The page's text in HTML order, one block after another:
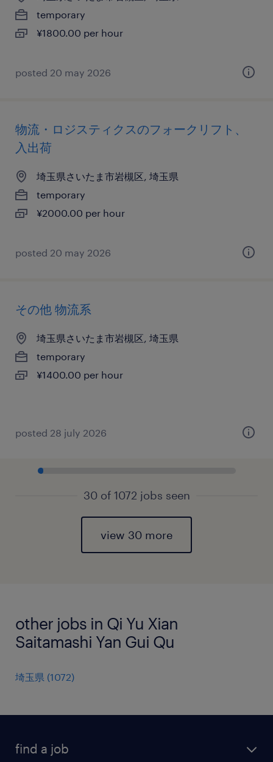
temporary
¥1800.00 per hour
posted 20 may 2026
物流・ロジスティクスのフォークリフト、
入出荷
埼玉県さいたま市岩槻区, 埼玉県
temporary
¥2000.00 per hour
posted 20 may 2026
その他 物流系
埼玉県さいたま市岩槻区, 埼玉県
temporary
¥1400.00 per hour
posted 28 july 2026
30 of 1072 jobs seen
view 30 more
other jobs in Qi Yu Xian
Saitamashi Yan Gui Qu
埼玉県 (1072)
find a job